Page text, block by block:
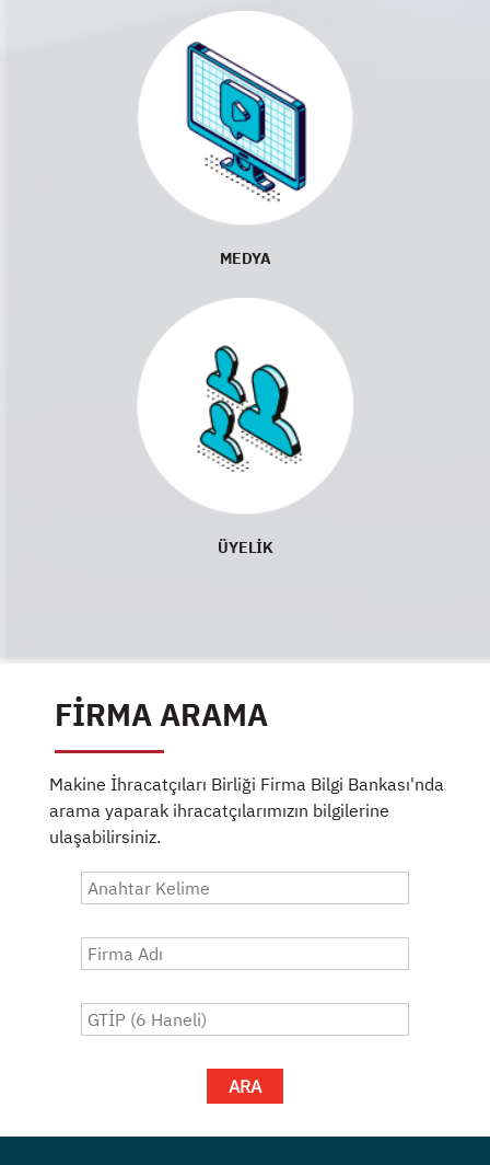
MEDYA
ÜYELİK
FİRMA ARAMA
Makine İhracatçıları Birliği Firma Bilgi Bankası'nda
arama yaparak ihracatçılarımızın bilgilerine
ulaşabilirsiniz.
ARA